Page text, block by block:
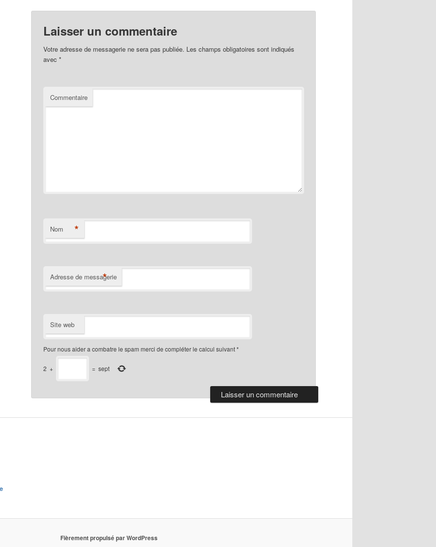
Laisser un commentaire
Votre adresse de messagerie ne sera pas publiée. Les champs obligatoires sont indiqués
avec*
Commentaire
Nom *
Adresse de messagerie
*
Site web
Pour nous aider a combatre le spam merci de compléter le calcul suivant*
2 + = sept
Fièrement propulsé par WordPress